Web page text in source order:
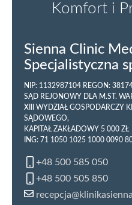
Komfort i
Sienna Clinic
Specjalistyczna
NIP: 1132987104 REGON:
SĄD REJONOWY DLA M.ST.
XIII WYDZIAŁ GOSPODARCZY
SĄDOWEGO,
KAPITAŁ ZAKŁADOWY 5 000 ZŁ
ING: 71 1050 1025 1000 0090
+48 500 585 050
+48 500 505 850